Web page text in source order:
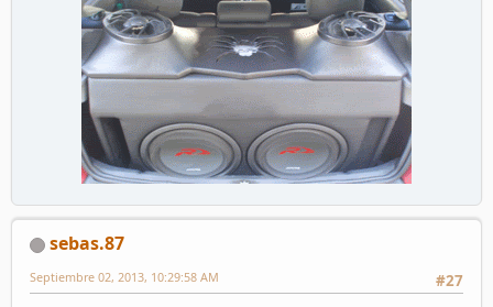
sebas.87
#27
Septiembre 02, 2013, 10:29:58 AM